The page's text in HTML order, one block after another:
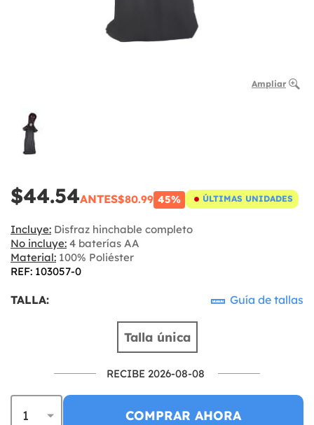
Ampliar
$44.54ANTES$80.99 45% ÚLTIMAS UNIDADES
Incluye: Disfraz hinchable completo
No incluye: 4 baterías AA
Material: 100% Poliéster
REF: 103057-0
TALLA: Guía de tallas
Talla única
RECIBE 2026-08-08
COMPRAR AHORA